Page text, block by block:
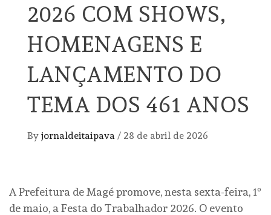
2026 COM SHOWS,
HOMENAGENS E
LANÇAMENTO DO
TEMA DOS 461 ANOS
By jornaldeitaipava / 28 de abril de 2026
A Prefeitura de Magé promove, nesta sexta-feira, 1º
de maio, a Festa do Trabalhador 2026. O evento